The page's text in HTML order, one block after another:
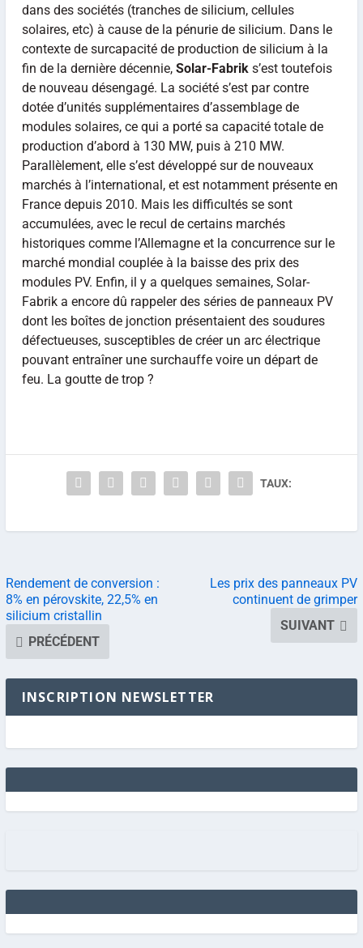
dans des sociétés (tranches de silicium, cellules
solaires, etc) à cause de la pénurie de silicium. Dans le
contexte de surcapacité de production de silicium à la
fin de la dernière décennie, Solar-Fabriks’est toutefois
de nouveau désengagé. La société s’est par contre
dotée d’unités supplémentaires d’assemblage de
modules solaires, ce qui a porté sa capacité totale de
production d’abord à 130 MW, puis à 210 MW.
Parallèlement, elle s’est développé sur de nouveaux
marchés à l’international, et est notamment présente en
France depuis 2010. Mais les difficultés se sont
accumulées, avec le recul de certains marchés
historiques comme l’Allemagne et la concurrence sur le
marché mondial couplée à la baisse des prix des
modules PV. Enfin, il y a quelques semaines, Solar-
Fabrik a encore dû rappeler des séries de panneaux PV
dont les boîtes de jonction présentaient des soudures
défectueuses, susceptibles de créer un arc électrique
pouvant entraîner une surchauffe voire un départ de
feu. La goutte de trop ?
TAUX:
Rendement de conversion :
8% en pérovskite, 22,5% en
silicium cristallin
PRÉCÉDENT
Les prix des panneaux PV
continuent de grimper
SUIVANT
INSCRIPTION NEWSLETTER